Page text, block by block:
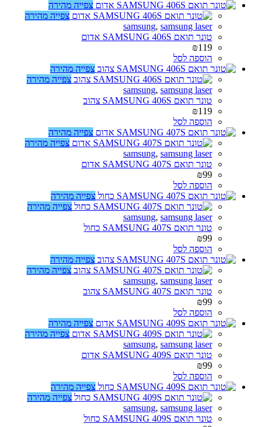
צפייה מהירה
צפייה מהירה
samsung, samsung laser
טונר תואם SAMSUNG 406S אדום
₪119
הוספה לסל
צפייה מהירה
צפייה מהירה
samsung, samsung laser
טונר תואם SAMSUNG 406S צהוב
₪119
הוספה לסל
צפייה מהירה
צפייה מהירה
samsung, samsung laser
טונר תואם SAMSUNG 407S אדום
₪99
הוספה לסל
צפייה מהירה
צפייה מהירה
samsung, samsung laser
טונר תואם SAMSUNG 407S כחול
₪99
הוספה לסל
צפייה מהירה
צפייה מהירה
samsung, samsung laser
טונר תואם SAMSUNG 407S צהוב
₪99
הוספה לסל
צפייה מהירה
צפייה מהירה
samsung, samsung laser
טונר תואם SAMSUNG 409S אדום
₪99
הוספה לסל
צפייה מהירה
צפייה מהירה
samsung, samsung laser
טונר תואם SAMSUNG 409S כחול